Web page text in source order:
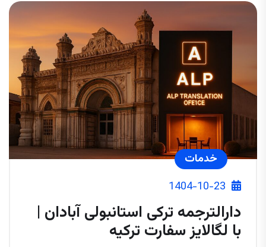
خدمات
1404-10-23
دارالترجمه ترکی استانبولی آبادان |
با لگالایز سفارت ترکیه